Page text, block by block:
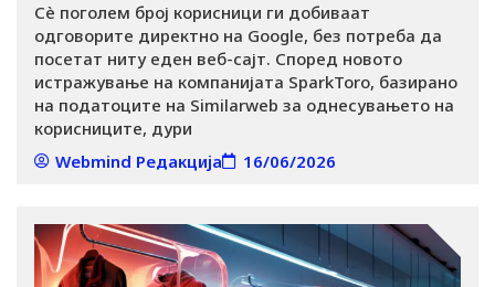
Сè поголем број корисници ги добиваат
одговорите директно на Google, без потреба да
посетат ниту еден веб-сајт. Според новото
истражување на компанијата SparkToro, базирано
на податоците на Similarweb за однесувањето на
корисниците, дури
Webmind Редакција
16/06/2026